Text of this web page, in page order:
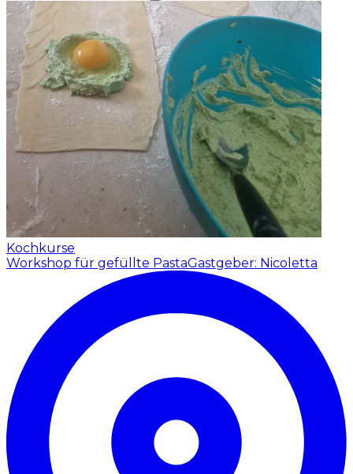
Kochkurse
Workshop für gefüllte PastaGastgeber: Nicoletta